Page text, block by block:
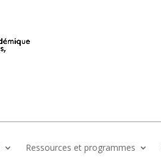
Ressources et programmes